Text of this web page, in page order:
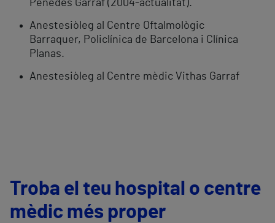
Penedès Garraf (2004-actualitat).
Anestesiòleg al Centre Oftalmològic
Barraquer, Policlínica de Barcelona i Clínica
Planas.
Anestesiòleg al Centre mèdic Vithas Garraf
Troba el teu hospital o centre
mèdic més proper